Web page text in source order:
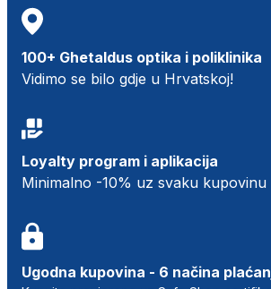
100+ Ghetaldus optika i poliklinika
Vidimo se bilo gdje u Hrvatskoj!
Loyalty program i aplikacija
Minimalno -10% uz svaku kupovinu
Ugodna kupovina - 6 načina